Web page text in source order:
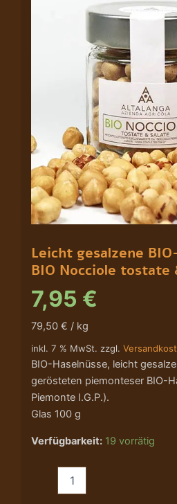
Leicht gesalzene
BIO Nocciole tostate
7,95 €
79,50 € / kg
inkl. 7 % MwSt. zzgl.
BIO-Haselnüsse, leicht
gerösteten piemonteser BIO-
Piemonte I.G.P.).
Glas 100 g
Verfügbarkeit: 19 vorrätig